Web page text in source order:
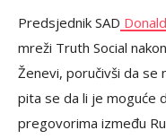
Predsjednik SAD
mreži Truth Social
Ženevi, poručivši da se
pita se da li je moguće
pregovorima između